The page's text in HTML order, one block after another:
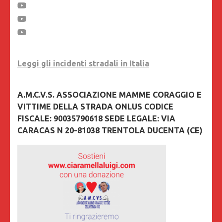
Leggi gli incidenti stradali in Italia
A.M.C.V.S. ASSOCIAZIONE MAMME CORAGGIO E
VITTIME DELLA STRADA ONLUS CODICE
FISCALE: 90035790618 SEDE LEGALE: VIA
CARACAS N 20-81038 TRENTOLA DUCENTA (CE)